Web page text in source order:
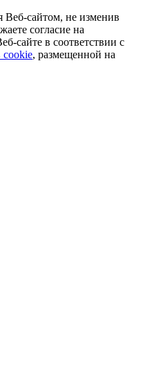
Веб-сайтом, не изменив
согласие на
сайте в соответствии с
cookie, размещенной на